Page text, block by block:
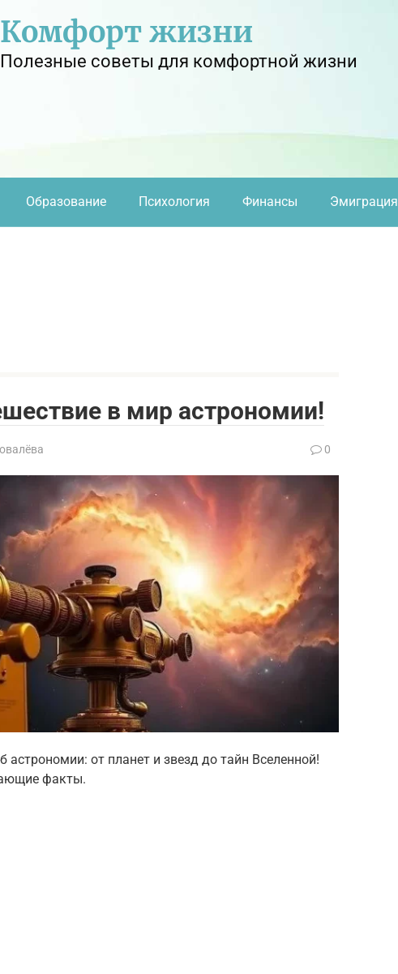
Комфорт жизни
Полезные советы для комфортной жизни
Образование Психология Финансы Эмиграция
в мир астрономии!
0
астрономии: от планет и звезд до тайн Вселенной!
факты.